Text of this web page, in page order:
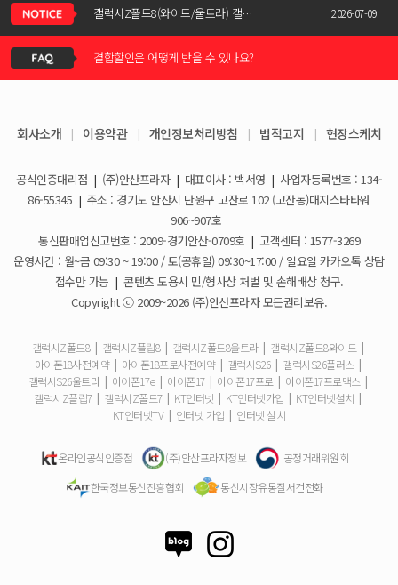
갤럭시Z폴드8(와이드/울트라) 갤럭시Z플립8 사전예약 공지사항 2026-07-09
KT스토어 공식 신청서 작성 관련 자주 묻는 질문
아이폰17e 사전예약 공지사항
갤럭시S26 사전예약 공지사항
신청서 조회는 어떻게 하나요?
결합할인은 어떻게 받을 수 있나요?
휴대폰 일시불로 구매도 가능한가요?
요금제 변경은 언제할 수 있나요?
더블할인카드는 어떻게 등록 하나요?
휴대폰 구매 후 불량이면 어떻게 하나요?
ESIM 발급 방법은 어떻게 되나요?
유심은 새로 구매해야 하나요?
사은품은 핸드폰과 같이 보내주시나요?
청소년 요금제는 몇살까지 가입할 수 있어요?
기존 휴대폰은 반납해야하나요?
회사소개 | 이용약관 | 개인정보처리방침 | 법적고지 | 현장스케치
공식인증대리점 | (주)안산프라자 | 대표이사 : 백서영 | 사업자등록번호 : 134-
86-55345 | 주소 : 경기도 안산시 단원구 고잔로 102 (고잔동)대지스타타워
906~907호
통신판매업신고번호 : 2009-경기안산-0709호 | 고객센터 : 1577-3269
운영시간 : 월~금 09:30 ~ 19:00 / 토(공휴일) 09:30~17:00 / 일요일 카카오톡 상담
접수만 가능 | 콘텐츠 도용시 민/형사상 처벌 및 손해배상 청구.
Copyright ⓒ 2009~2026 (주)안산프라자 모든권리보유.
갤럭시Z폴드8 | 갤럭시Z플립8 | 갤럭시Z폴드8울트라 | 갤럭시Z폴드8와이드 |
아이폰18사전예약 | 아이폰18프로사전예약 | 갤럭시S26 | 갤럭시S26플러스 |
갤럭시S26울트라 | 아이폰17e | 아이폰17 | 아이폰17프로 | 아이폰17프로맥스 |
갤럭시Z플립7 | 갤럭시Z폴드7 | KT인터넷 | KT인터넷가입 | KT인터넷설치 |
KT인터넷TV | 인터넷 가입 | 인터넷 설치
온라인공식인증점 (주)안산프라자정보
공정거래위원회
한국정보통신진흥협회
통신시장유통질서건전화